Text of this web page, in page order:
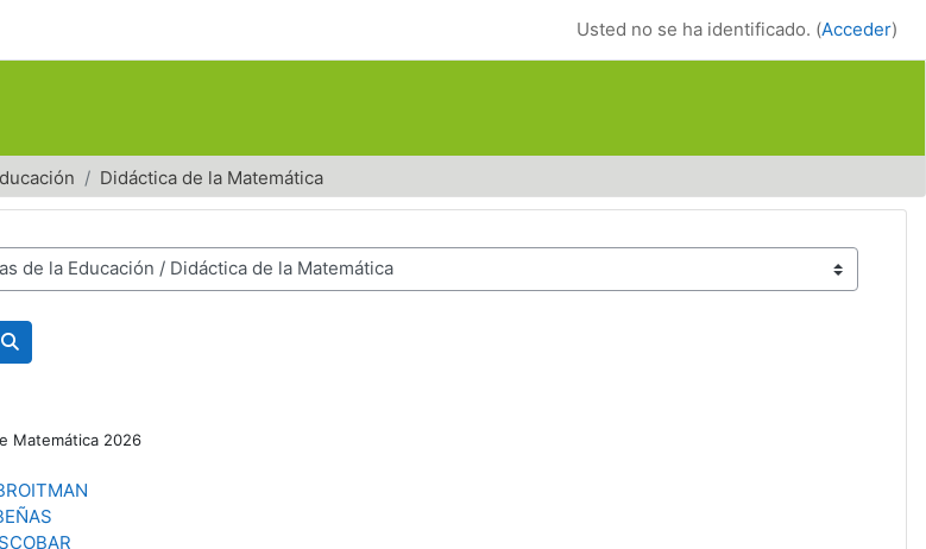
Usted no se ha identificado. (Acceder)
Didáctica de la Matemática
Buscar cursos
Matemática 2026